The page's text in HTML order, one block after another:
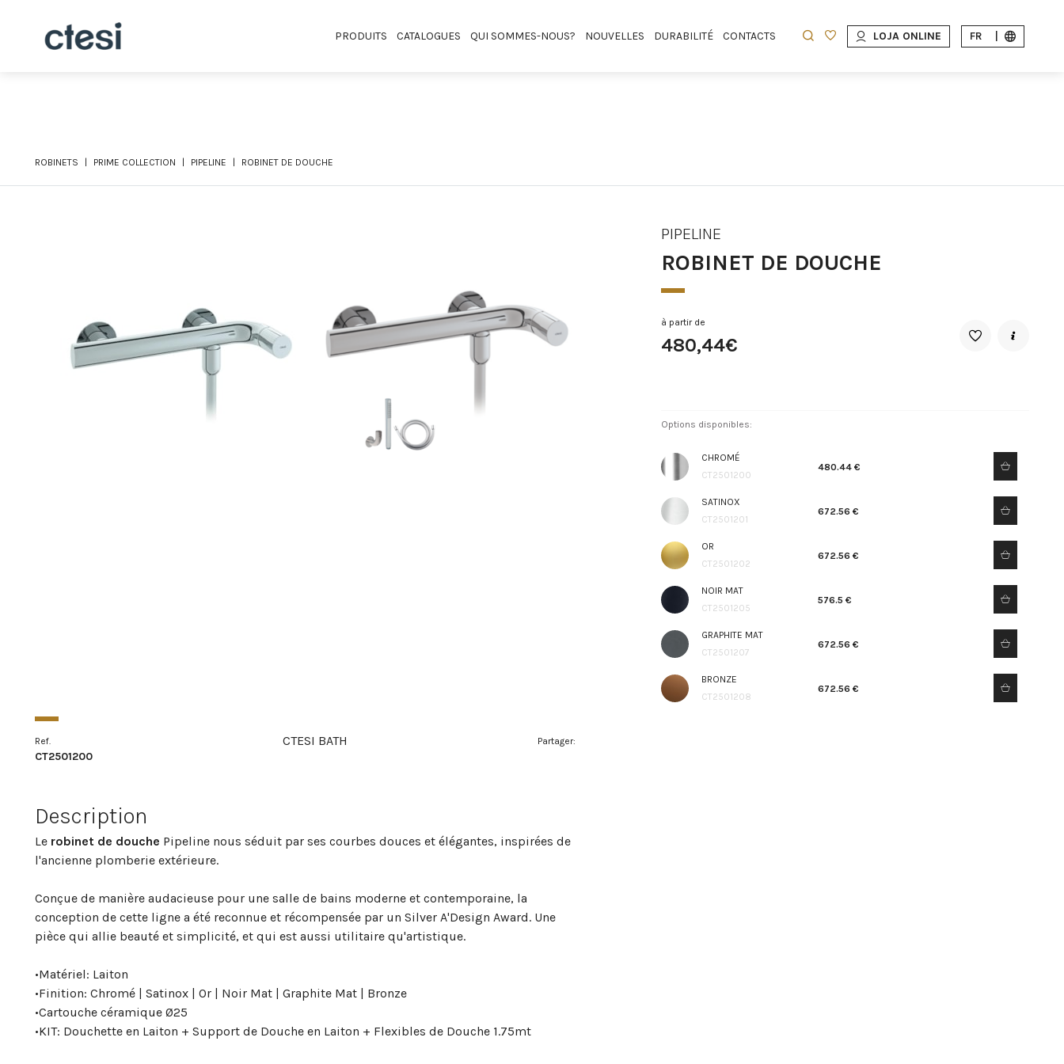
PRODUITS CATALOGUES QUI SOMMES-NOUS? NOUVELLES DURABILITÉ CONTACTS LOJA ONLINE FR
ROBINETS PRIME COLLECTION PIPELINE ROBINET DE DOUCHE
PIPELINE
ROBINET DE DOUCHE
à partir de
480,44€
Options disponibles:
CHROMÉ
CT2501200
480.44 €
SATINOX
CT2501201
672.56 €
OR
CT2501202
672.56 €
NOIR MAT
CT2501205
576.5 €
GRAPHITE MAT
CT2501207
672.56 €
BRONZE
CT2501208
672.56 €
Ref.
CT2501200
CTESI BATH Partager:
Description
Le robinet de douche Pipeline nous séduit par ses courbes douces et élégantes, inspirées de
l'ancienne plomberie extérieure.
Conçue de manière audacieuse pour une salle de bains moderne et contemporaine, la
conception de cette ligne a été reconnue et récompensée par un Silver A'Design Award. Une
pièce qui allie beauté et simplicité, et qui est aussi utilitaire qu'artistique.
•Matériel: Laiton
•Finition: Chromé | Satinox | Or | Noir Mat | Graphite Mat | Bronze
•Cartouche céramique Ø25
•KIT: Douchette en Laiton + Support de Douche en Laiton + Flexibles de Douche 1.75mt